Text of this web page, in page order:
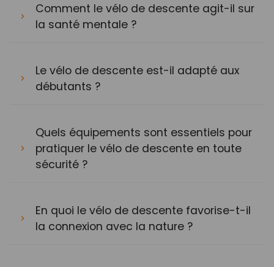
Comment le vélo de descente agit-il sur
la santé mentale ?
Le vélo de descente est-il adapté aux
débutants ?
Quels équipements sont essentiels pour
pratiquer le vélo de descente en toute
sécurité ?
En quoi le vélo de descente favorise-t-il
la connexion avec la nature ?